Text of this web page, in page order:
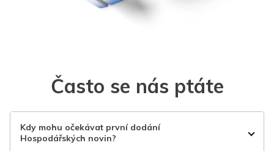
Často se nás ptáte
Kdy mohu očekávat první dodání
Hospodářských novin?